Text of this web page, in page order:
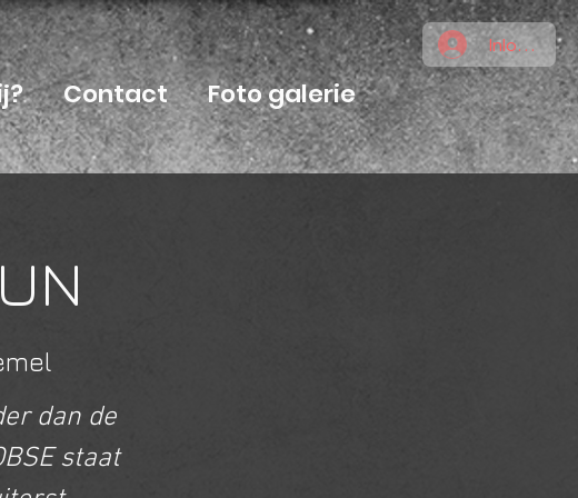
Contact Foto galerie
Inloggen
dan de
staat